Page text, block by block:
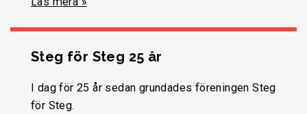
Steg för Steg 25 år
I dag för 25 år sedan grundades föreningen Steg
för Steg.